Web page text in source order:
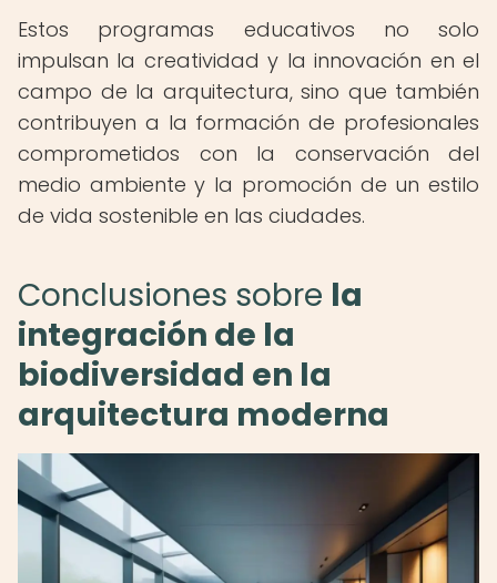
Estos programas educativos no solo
impulsan la creatividad y la innovación en el
campo de la arquitectura, sino que también
contribuyen a la formación de profesionales
comprometidos con la conservación del
medio ambiente y la promoción de un estilo
de vida sostenible en las ciudades.
Conclusiones sobre la
integración de la
biodiversidad en la
arquitectura moderna